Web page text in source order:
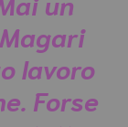
lavoro
Forse